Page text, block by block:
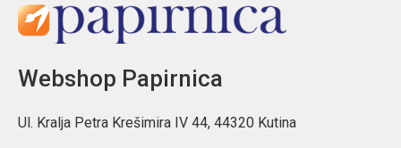
Webshop Papirnica
Ul. Kralja Petra Krešimira IV 44, 44320 Kutina